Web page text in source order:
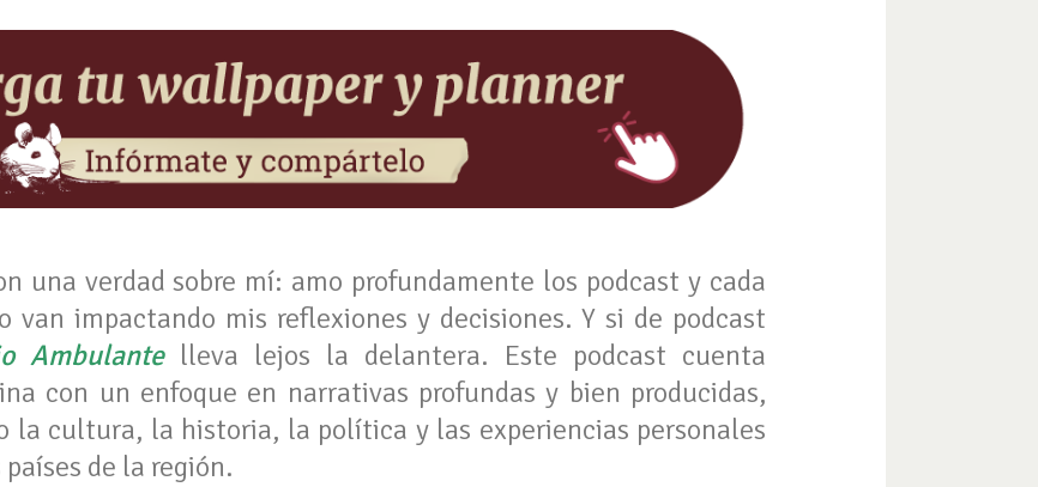
una verdad sobre mí: amo profundamente los podcast y cada
van impactando mis reflexiones y decisiones. Y si de podcast
Ambulante lleva lejos la delantera. Este podcast cuenta
con un enfoque en narrativas profundas y bien producidas,
la cultura, la historia, la política y las experiencias personales
de la región.